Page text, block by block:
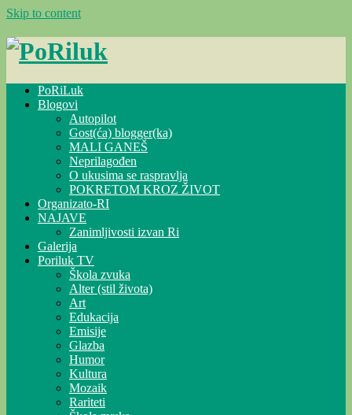
Skip to content
PoRiLuk
Blogovi
Autopilot
Gost(ća) blogger(ka)
MALI GANEŠ
Neprilagođen
O ukusima se raspravlja
POKRETOM KROZ ŽIVOT
Organizato-RI
NAJAVE
Zanimljivosti izvan Ri
Galerija
Poriluk TV
Škola zvuka
Alter (stil života)
Art
Edukacija
Emisije
Glazba
Humor
Kultura
Mozaik
Rariteti